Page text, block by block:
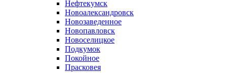
Нефтекумск
Новоалександровск
Новозаведенное
Новопавловск
Новоселицкое
Подкумок
Покойное
Прасковея